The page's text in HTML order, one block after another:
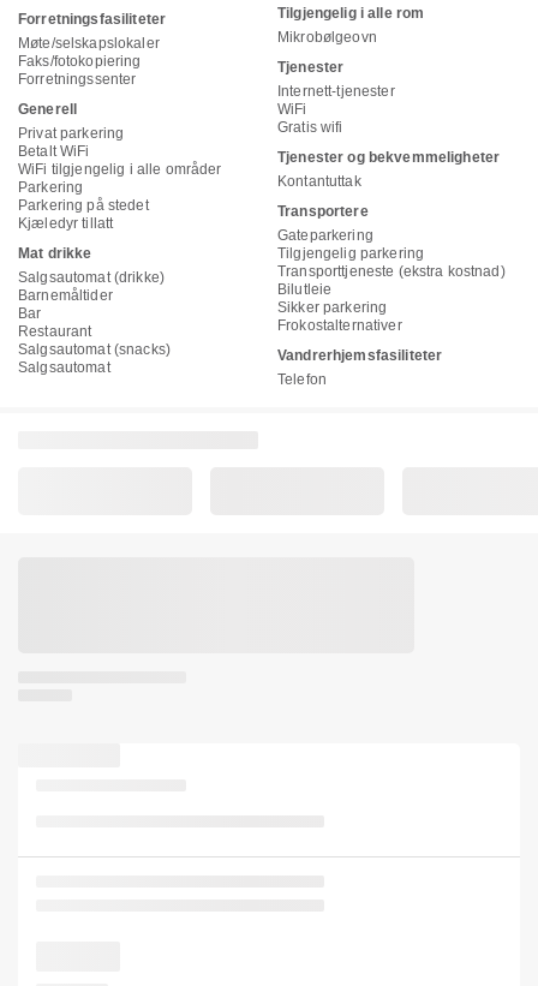
Forretningsfasiliteter
Møte/selskapslokaler
Faks/fotokopiering
Forretningssenter
Generell
Privat parkering
Betalt WiFi
WiFi tilgjengelig i alle områder
Parkering
Parkering på stedet
Kjæledyr tillatt
Mat drikke
Salgsautomat (drikke)
Barnemåltider
Bar
Restaurant
Salgsautomat (snacks)
Salgsautomat
Tilgjengelig i alle rom
Mikrobølgeovn
Tjenester
Internett-tjenester
WiFi
Gratis wifi
Tjenester og bekvemmeligheter
Kontantuttak
Transportere
Gateparkering
Tilgjengelig parkering
Transporttjeneste (ekstra kostnad)
Bilutleie
Sikker parkering
Frokostalternativer
Vandrerhjemsfasiliteter
Telefon